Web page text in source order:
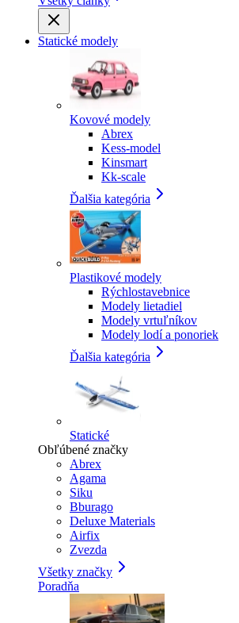
Statické modely
Kovové modely
Abrex
Kess-model
Kinsmart
Kk-scale
Ďalšia kategória
Plastikové modely
Rýchlostavebnice
Modely lietadiel
Modely vrtuľníkov
Modely lodí a ponoriek
Ďalšia kategória
Statické
Obľúbené značky
Abrex
Agama
Siku
Bburago
Deluxe Materials
Airfix
Zvezda
Všetky značky
Poradňa